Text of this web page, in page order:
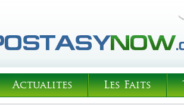
Actualites Les Faits